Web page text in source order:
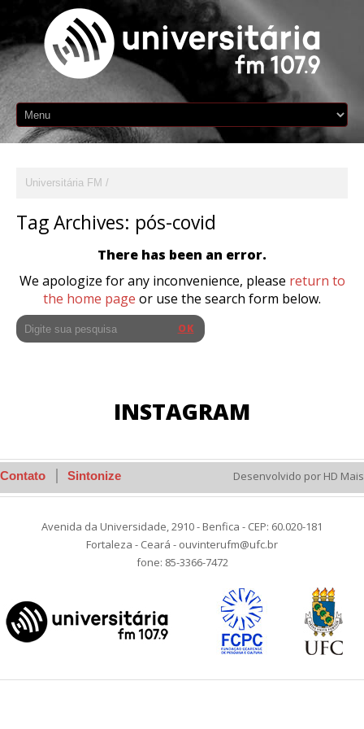
Universitária FM
Tag Archives: pós-covid
There has been an error.
We apologize for any inconvenience, please return to
the home page or use the search form below.
INSTAGRAM
Contato Sintonize Desenvolvido por HD Mais
Avenida da Universidade, 2910 - Benfica - CEP: 60.020-181
Fortaleza - Ceará - ouvinterufm@ufc.br
fone: 85-3366-7472